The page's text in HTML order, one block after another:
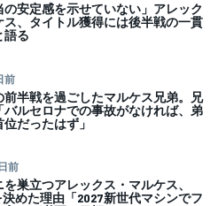
の安定感を示せていない」アレック
ス、タイトル獲得には後半戦の一貫
語る
前
前半戦を過ごしたマルケス兄弟。兄
バルセロナでの事故がなければ、弟
だったはず」
前
巣立つアレックス・マルケス、
決めた理由「2027新世代マシンでフ